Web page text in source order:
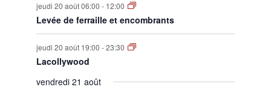
jeudi 20 août 06:00 - 12:00
Levée de ferraille et encombrants
jeudi 20 août 19:00 -23:30
Lacollywood
vendredi 21 août